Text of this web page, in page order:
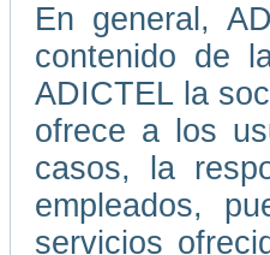
En general,
contenido de
ADICTEL la
ofrece a los
casos, la
empleados,
servicios